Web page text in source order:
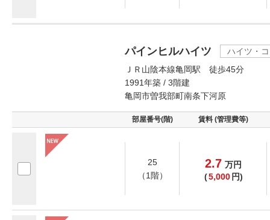
パインヒルハイツ
ハイツ・
ＪＲ山陰本線亀岡駅 徒歩45分
1991年築 / 3階建
亀岡市曽我部町南条下河原
部屋番号(階) 賃料 (管理費等)
25
（1階）
2.7 万円
(5,000 円)